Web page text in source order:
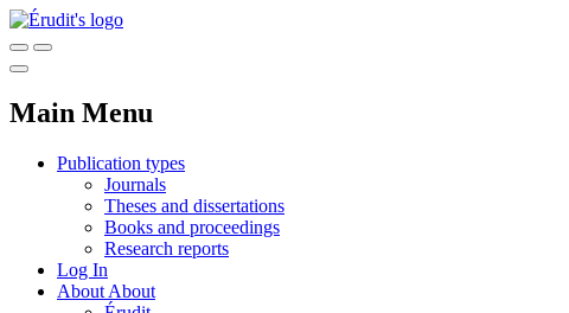
Main Menu
Publication types
Journals
Theses and dissertations
Books and proceedings
Research reports
Log In
About About